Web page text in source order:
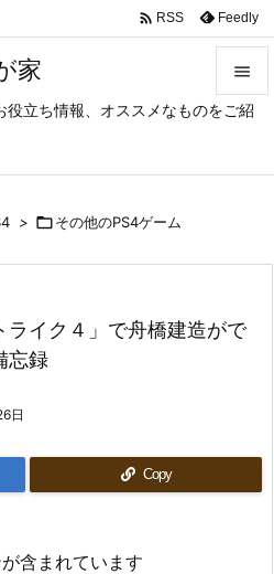
家
立ち情報、オススメなものをご紹




 RSS Feedly
> その他のPS4ゲーム
ライク４」で舟橋建造がで
忘録
日
Copy
含まれています